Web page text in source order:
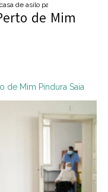
com alzheimer
casa de asilo para idoso perto de
de Mim